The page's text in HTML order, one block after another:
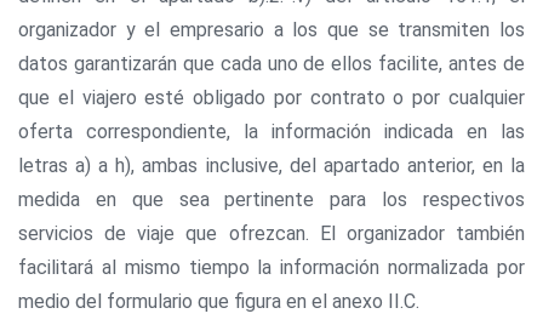
organizador y el empresario a los que se transmiten los
datos garantizarán que cada uno de ellos facilite, antes de
que el viajero esté obligado por contrato o por cualquier
oferta correspondiente, la información indicada en las
letras a) a h), ambas inclusive, del apartado anterior, en la
medida en que sea pertinente para los respectivos
servicios de viaje que ofrezcan. El organizador también
facilitará al mismo tiempo la información normalizada por
medio del formulario que figura en el anexo II.C.